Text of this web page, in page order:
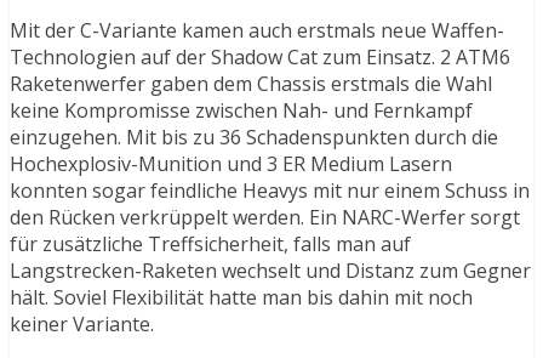
Mit der C-Variante kamen auch erstmals neue Waffen-
Technologien auf der Shadow Cat zum Einsatz. 2 ATM6
Raketenwerfer gaben dem Chassis erstmals die Wahl
keine Kompromisse zwischen Nah- und Fernkampf
einzugehen. Mit bis zu 36 Schadenspunkten durch die
Hochexplosiv-Munition und 3 ER Medium Lasern
konnten sogar feindliche Heavys mit nur einem Schuss in
den Rücken verkrüppelt werden. Ein NARC-Werfer sorgt
für zusätzliche Treffsicherheit, falls man auf
Langstrecken-Raketen wechselt und Distanz zum Gegner
hält. Soviel Flexibilität hatte man bis dahin mit noch
keiner Variante.